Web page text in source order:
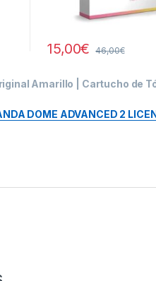
15,00€ 46,00€
Amarillo | Cartucho de
DOME ADVANCED 2